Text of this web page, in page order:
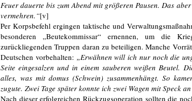
Feuer dauerte bis zum Abend mit größeren Pausen. Das
vermehren.“[v]
Per Korpsbefehl ergingen taktische und
besonderen „Beutekommissar“ ernennen, um die
zurückliegenden Truppen daran zu beteiligen. Manche
Deutschen vorbehalten: „Erwähnen will ich nur noch die
Seite eingesalzen und in einem sauberen weißen Beutel.
alles, was mit domus (Schwein) zusammenhängt. So
zugute. Zwei Tage später konnte ich zwei Wagen mit Speck
Nach dieser erfolgreichen Rückzugsoperation sollten die